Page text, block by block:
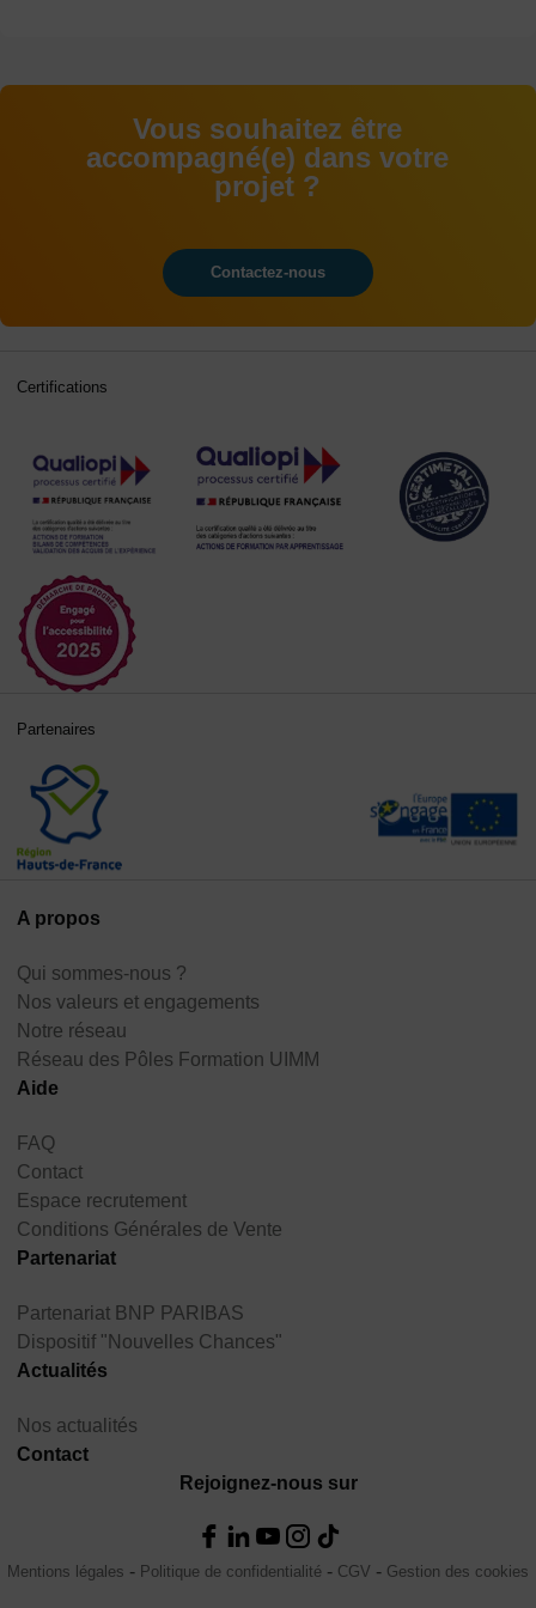
Vous souhaitez être
accompagné(e) dans votre
projet ?
Contactez-nous
A propos
Qui sommes-nous ?
Nos valeurs et engagements
Notre réseau
Réseau des Pôles Formation UIMM
Aide
FAQ
Contact
Espace recrutement
Conditions Générales de Vente
Partenariat
Partenariat BNP PARIBAS
Dispositif "Nouvelles Chances"
Actualités
Nos actualités
Contact
Rejoignez-nous sur
Certifications
Partenaires
Mentions légales Politique de confidentialité CGV Gestion des cookies